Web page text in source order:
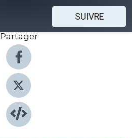
SUIVRE
Partager